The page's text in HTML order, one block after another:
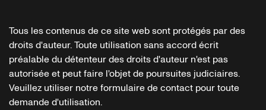
Tous les contenus de ce site web sont protégés par des
droits d'auteur. Toute utilisation sans accord écrit
préalable du détenteur des droits d'auteur n'est pas
autorisée et peut faire l'objet de poursuites judiciaires.
Veuillez utiliser notre formulaire de contact pour toute
demande d'utilisation.